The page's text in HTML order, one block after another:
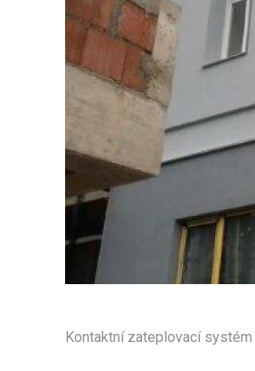
Kontaktní zateplovací